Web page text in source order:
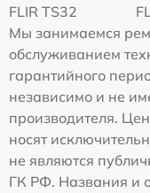
FLIR TS32
Мы занимаемся
обслуживанием
гарантийного
независимо и не
производителя.
носят
не являются
ГК РФ. Названия и